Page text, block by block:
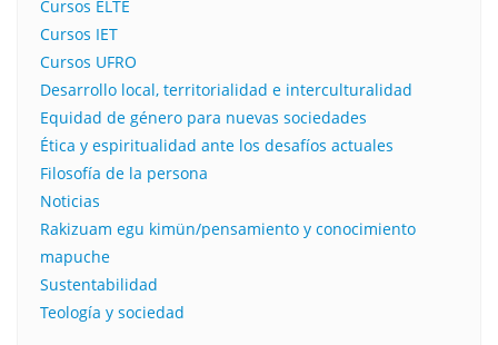
Cursos ELTE
Cursos IET
Cursos UFRO
Desarrollo local, territorialidad e interculturalidad
Equidad de género para nuevas sociedades
Ética y espiritualidad ante los desafíos actuales
Filosofía de la persona​
Noticias
Rakizuam egu kimün/pensamiento y conocimiento
mapuche
Sustentabilidad
Teología y sociedad